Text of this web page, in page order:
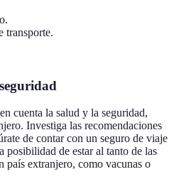
transporte.
cuenta la salud y la seguridad,
Investiga las recomendaciones
de contar con un seguro de viaje
posibilidad de estar al tanto de las
país extranjero, como vacunas o